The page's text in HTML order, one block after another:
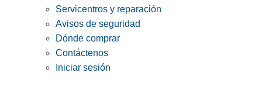
Servicentros y reparación
Avisos de seguridad
Dónde comprar
Contáctenos
Iniciar sesión